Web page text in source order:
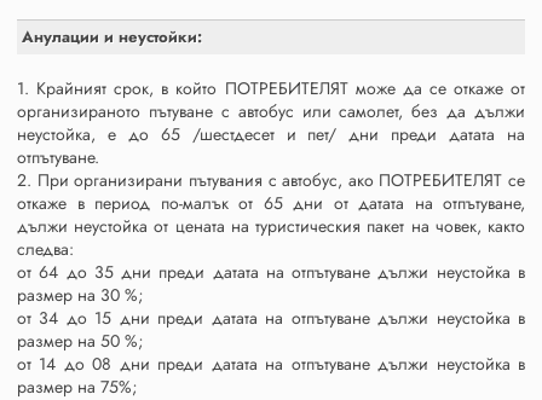
Анулации и неустойки:
1. Крайният срок, в който ПОТРЕБИТЕЛЯТ може да се откаже от
организираното пътуване с автобус или самолет, без да дължи
неустойка, е до 65 /шестдесет и пет/ дни преди датата на
отпътуване.
2. При организирани пътувания с автобус, ако ПОТРЕБИТЕЛЯТ се
откаже в период по-малък от 65 дни от датата на отпътуване,
дължи неустойка от цената на туристическия пакет на човек, както
следва:
от 64 до 35 дни преди датата на отпътуване дължи неустойка в
размер на 30 %;
от 34 до 15 дни преди датата на отпътуване дължи неустойка в
размер на 50 %;
от 14 до 08 дни преди датата на отпътуване дължи неустойка в
размер на 75%;